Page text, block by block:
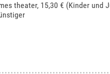
theater, 15,30 € (Kinder und